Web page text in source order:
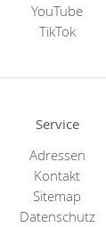
YouTube
TikTok
Service
Adressen
Kontakt
Sitemap
Datenschutz